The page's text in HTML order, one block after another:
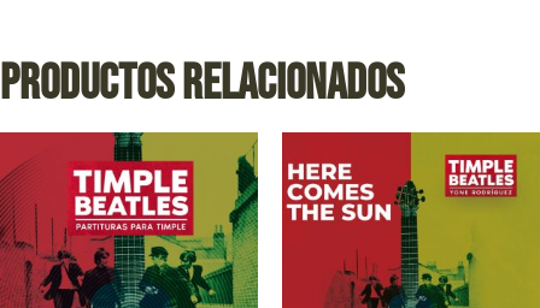
Productos relacionados